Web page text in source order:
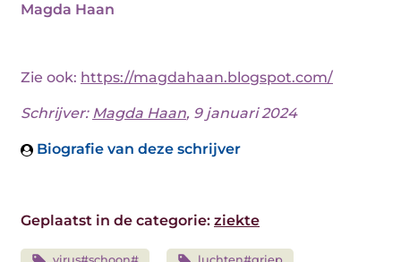
Magda Haan
Zie ook: https://magdahaan.blogspot.com/
Schrijver: Magda Haan, 9 januari 2024
Biografie van deze schrijver
Geplaatst in de categorie: ziekte